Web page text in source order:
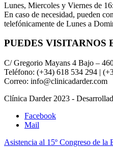
Lunes, Miercoles y Viernes de
En caso de necesidad, pueden
telefónicamente de Lunes a
PUEDES VISITARNOS
C/ Gregorio Mayans 4 Bajo –
Teléfono: (+34) 618 534 294 |
Correo: info@clinicadarder.com
Clínica Darder 2023 -
Facebook
Mail
Asistencia al 15º Congreso de la